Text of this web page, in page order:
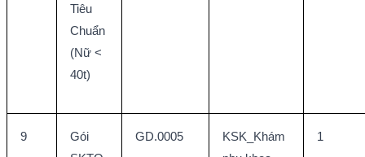
Tiêu
Chuẩn
(Nữ <
40t)
9
Gói
GD.0005
KSK_Khám
1